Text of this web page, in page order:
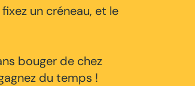
un créneau, et le
bouger de chez
du temps !